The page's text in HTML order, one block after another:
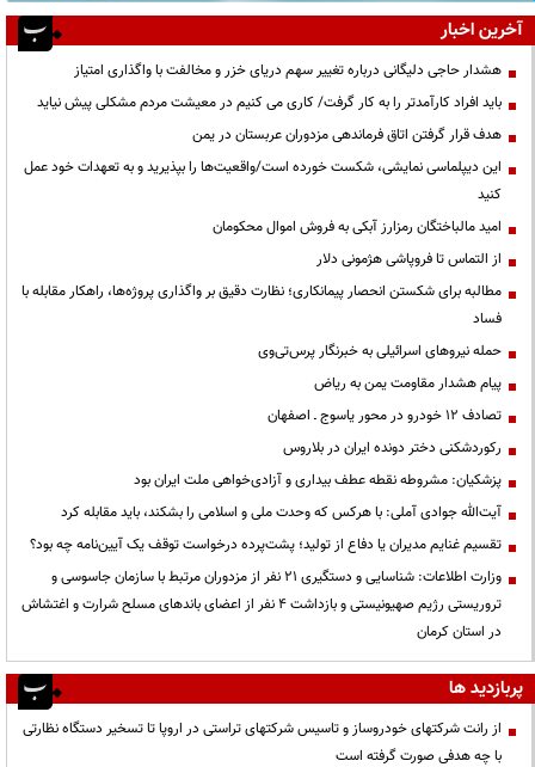
آخرین اخبار
هشدار حاجی دلیگانی درباره تغییر سهم دریای خزر و مخالفت با واگذاری امتیاز
باید افراد کارآمدتر را به کار گرفت/ کاری می کنیم در معیشت مردم مشکلی پیش نیاید
هدف قرار گرفتن اتاق‌ فرماندهی مزدوران عربستان در یمن
این دیپلماسی نمایشی، شکست خورده است/واقعیت‌ها را بپذیرید و به تعهدات خود عمل
کنید
امید مالباختگان رمزارز آبکی به فروش اموال محکومان
از التماس تا فروپاشی هژمونی دلار
مطالبه برای شکستن انحصار پیمانکاری؛ نظارت دقیق بر واگذاری پروژه‌ها، راهکار مقابله با
فساد
حمله نیروهای اسرائیلی به خبرنگار پرس‌تی‌وی
پیام هشدار مقاومت یمن به ریاض
تصادف ۱۲ خودرو در محور یاسوج ـ اصفهان
رکوردشکنی دختر دونده ایران در بلاروس
پزشکیان: مشروطه نقطه عطف بیداری و آزادی‌خواهی ملت ایران بود
آیت‌الله جوادی آملی: با هرکس که وحدت ملی و اسلامی را بشکند، باید مقابله کرد
تقسیم غنایم مدیران یا دفاع از تولید؛ پشت‌پرده درخواست توقف یک آیین‌نامه چه بود؟
وزارت اطلاعات: شناسایی و دستگیری ۲۱ نفر از مزدوران مرتبط با سازمان جاسوسی و
تروریستی رژیم صهیونیستی و بازداشت ۴ نفر از اعضای باندهای مسلح شرارت و اغتشاش
در استان کرمان
پربازدید ها
از رانت‌ شرکتهای خودروساز و تاسیس شرکتهای تراستی در اروپا تا تسخیر دستگاه نظارتی
با چه هدفی صورت گرفته است